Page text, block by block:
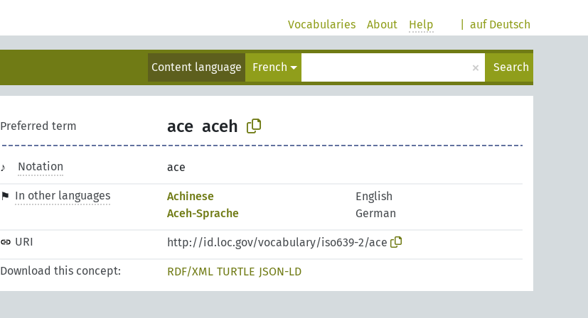
auf Deutsch
Vocabularies About Help
Content language French × Search
Preferred term ace aceh
Notation ace
In other languages Achinese
English
Aceh-Sprache
German
URI http://id.loc.gov/vocabulary/iso639-2/ace
Download this concept: RDF/XML TURTLE JSON-LD